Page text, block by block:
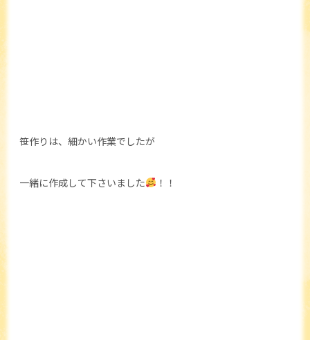
笹作りは、細かい作業でしたが
一緒に作成して下さいました ！！